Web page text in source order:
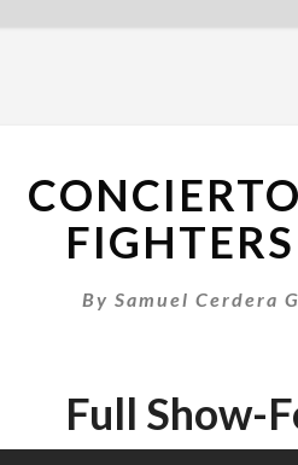
BySamuel Cerdera
Full Show-